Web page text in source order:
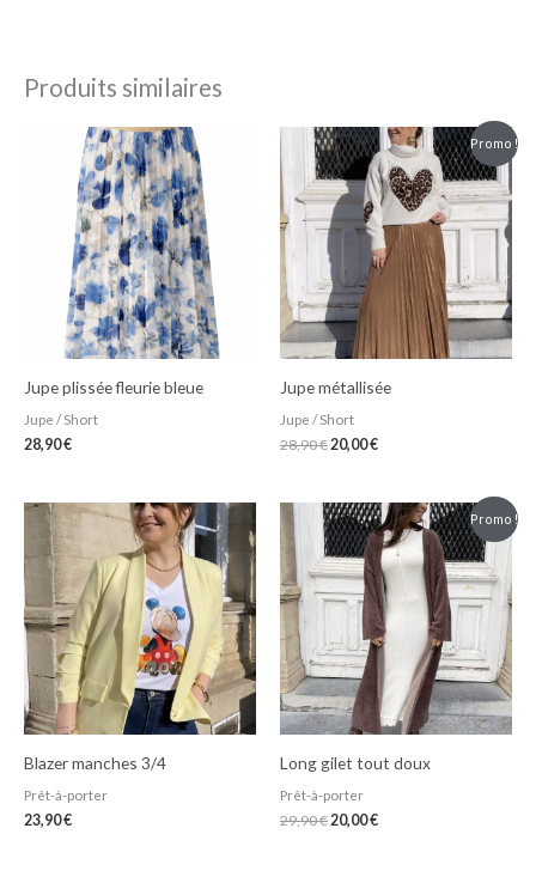
Produits similaires
Jupe plissée fleurie bleue
Jupe / Short
28,90€
Promo !
Jupe métallisée
Jupe / Short
28,90€
Le
prix
initial
était :
28,90 €.
20,00€
Le
prix
actuel
est :
20,00 €.
Blazer manches 3/4
Prêt-à-porter
23,90€
Promo !
Long gilet tout doux
Prêt-à-porter
29,90€
Le
prix
initial
était :
29,90 €.
20,00€
Le
prix
actuel
est :
20,00 €.